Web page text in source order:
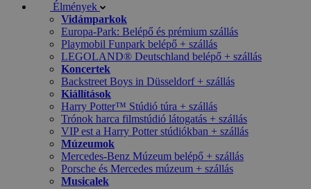
Élmények
Vidámparkok
Europa-Park: Belépő és prémium szállás
Playmobil Funpark belépő + szállás
LEGOLAND® Deutschland belépő + szállás
Koncertek
Backstreet Boys in Düsseldorf + szállás
Kiállítások
Harry Potter™ Stúdió túra + szállás
Trónok harca filmstúdió látogatás + szállás
VIP est a Harry Potter stúdiókban + szállás
Múzeumok
Mercedes-Benz Múzeum belépő + szállás
Porsche és Mercedes múzeum + szállás
Musicalek